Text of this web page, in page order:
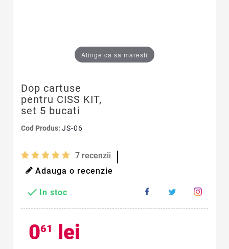
Atinge ca sa maresti
Dop cartuse
pentru CISS KIT,
set 5 bucati
Cod Produs: JS-06
7 recenzii
Adauga o recenzie
 In stoc
061 lei